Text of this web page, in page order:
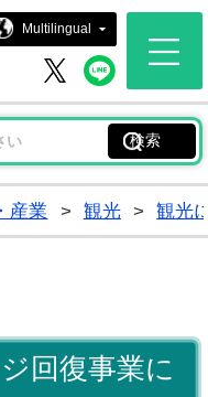
中島村ホ
Multilingual
中島村 X中島
産業 > 観光 > 観光
回復事業に